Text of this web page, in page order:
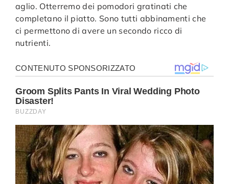
aglio. Otterremo dei pomodori gratinati che
completano il piatto. Sono tutti abbinamenti che
ci permettono di avere un secondo ricco di
nutrienti.